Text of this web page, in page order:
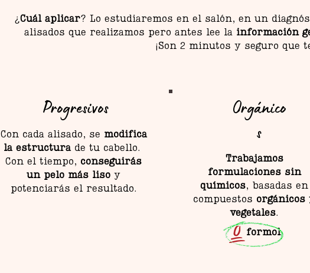
¿Cuál aplicar? Lo estudiaremos en el salón, en un
alisados que realizamos pero antes lee la información
¡Son 2 minutos y seguro que
Progresivos
Con cada alisado, se modifica
la estructurade tu cabello.
Con el tiempo, conseguirás
un pelo más liso y
potenciarás el resultado.
Orgánico
s
Trabajamos
formulaciones sin
químicos, basadas en
compuestos orgánicos
vegetales.
formol